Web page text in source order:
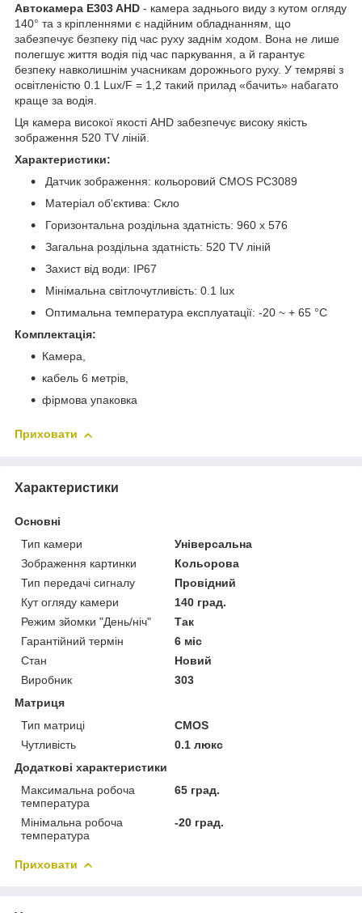
Автокамера E303 AHD - камера заднього виду з кутом огляду
140° та з кріпленнями є надійним обладнанням, що
забезпечує безпеку під час руху заднім ходом. Вона не лише
полегшує життя водія під час паркування, а й гарантує
безпеку навколишнім учасникам дорожнього руху. У темряві з
освітленістю 0.1 Lux/F = 1,2 такий прилад «бачить» набагато
краще за водія.
Ця камера високої якості AHD забезпечує високу якість
зображення 520 TV ліній.
Характеристики:
Датчик зображення: кольоровий CMOS PC3089
Матеріал об'єктива: Скло
Горизонтальна роздільна здатність: 960 х 576
Загальна роздільна здатність: 520 TV ліній
Захист від води: IP67
Мінімальна світлочутливість: 0.1 lux
Оптимальна температура експлуатації: -20 ~ + 65 °С
Комплектація:
Камера,
кабель 6 метрів,
фірмова упаковка
Приховати
Характеристики
Основні
Тип камери
Універсальна
Зображення картинки
Кольорова
Тип передачі сигналу
Провідний
Кут огляду камери
140 град.
Режим зйомки "День/ніч"
Так
Гарантійний термін
6 міс
Стан
Новий
Виробник
303
Матриця
Тип матриці
CMOS
Чутливість
0.1 люкс
Додаткові характеристики
Максимальна робоча
температура
65 град.
Мінімальна робоча
температура
-20 град.
Приховати